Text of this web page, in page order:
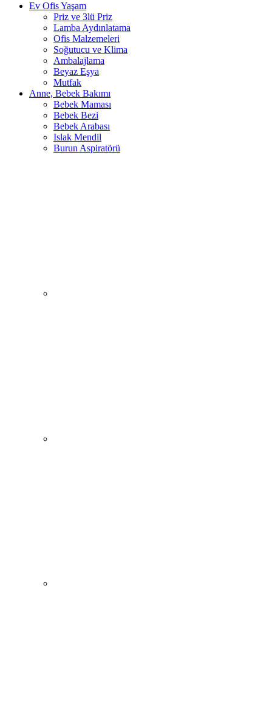
Ev Ofis Yaşam
Priz ve 3lü Priz
Lamba Aydınlatama
Ofis Malzemeleri
Soğutucu ve Klima
Ambalajlama
Beyaz Eşya
Mutfak
Anne, Bebek Bakımı
Bebek Maması
Bebek Bezi
Bebek Arabası
Islak Mendil
Burun Aspiratörü